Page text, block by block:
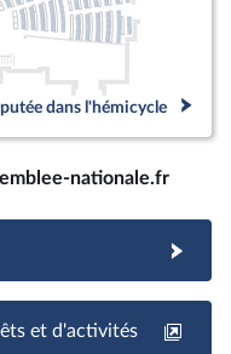
dans l'hémicycle
nationale.fr
et d'activités